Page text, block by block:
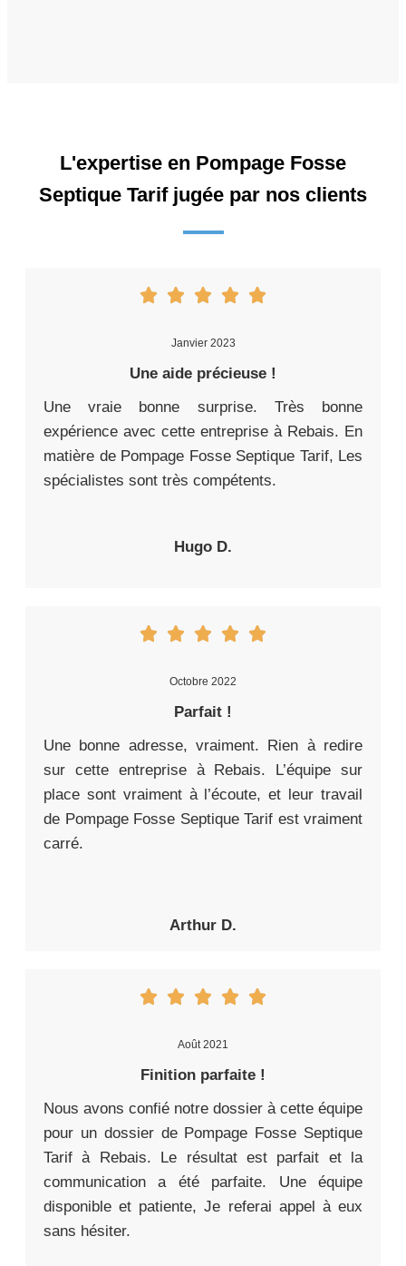
L'expertise en Pompage Fosse
Septique Tarif jugée par nos clients
Janvier 2023
Une aide précieuse !
Une vraie bonne surprise. Très bonne
expérience avec cette entreprise à Rebais. En
matière de Pompage Fosse Septique Tarif, Les
spécialistes sont très compétents.
Hugo D.
Octobre 2022
Parfait !
Une bonne adresse, vraiment. Rien à redire
sur cette entreprise à Rebais. L’équipe sur
place sont vraiment à l’écoute, et leur travail
de Pompage Fosse Septique Tarif est vraiment
carré.
Arthur D.
Août 2021
Finition parfaite !
Nous avons confié notre dossier à cette équipe
pour un dossier de Pompage Fosse Septique
Tarif à Rebais. Le résultat est parfait et la
communication a été parfaite. Une équipe
disponible et patiente, Je referai appel à eux
sans hésiter.